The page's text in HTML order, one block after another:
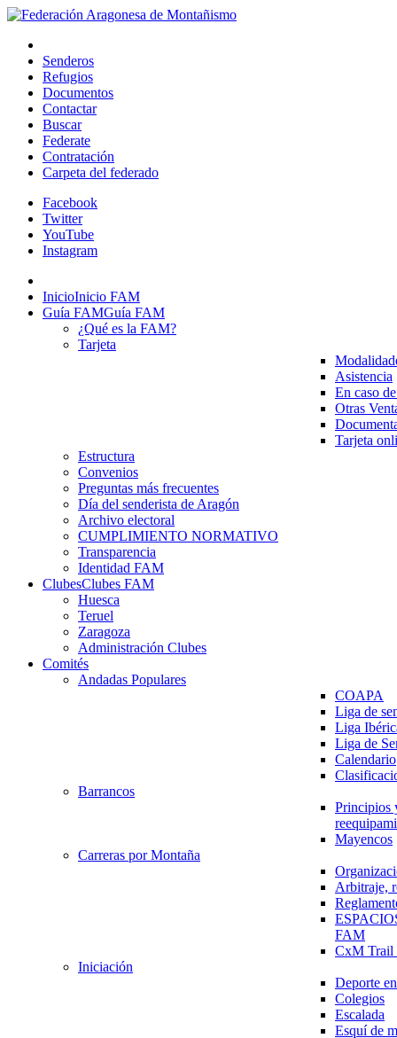
Senderos
Refugios
Documentos
Contactar
Buscar
Federate
Contratación
Carpeta del federado
Facebook
Twitter
YouTube
Instagram
InicioInicio FAM
Guía FAMGuía FAM
¿Qué es la FAM?
Tarjeta
Asistencia
En caso
Otras
Tarjeta
Estructura
Convenios
Preguntas más frecuentes
Día del senderista de Aragón
Archivo electoral
CUMPLIMIENTO NORMATIVO
Transparencia
Identidad FAM
ClubesClubes FAM
Huesca
Teruel
Zaragoza
Administración Clubes
Comités
Andadas Populares
COAPA
Liga de
Liga
Liga de
Calendario
Barrancos
Principios
Mayencos
Carreras por Montaña
Arbitraje,
FAM
CxM
Iniciación
Deporte
Colegios
Escalada
Esquí de